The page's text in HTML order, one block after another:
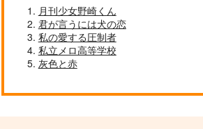
月刊少女野崎くん
君が言うには犬の恋
私の愛する圧制者
私立メロ高等学校
灰色と赤